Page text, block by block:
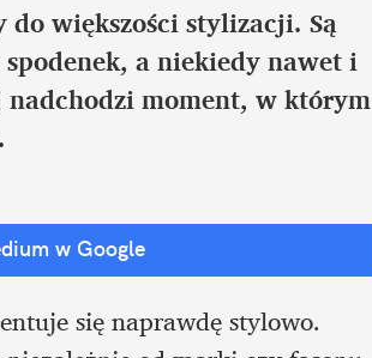
większości stylizacji. Są
a niekiedy nawet i
moment, w którym
w Google
się naprawdę stylowo.